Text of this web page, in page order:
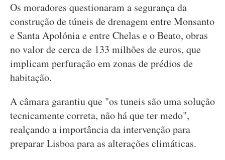
Os moradores questionaram a segurança da
construção de túneis de drenagem entre Monsanto
e Santa Apolónia e entre Chelas e o Beato, obras
no valor de cerca de 133 milhões de euros, que
implicam perfuração em zonas de prédios de
habitação.
A câmara garantiu que "os tuneis são uma solução
tecnicamente correta, não há que ter medo",
realçando a importância da intervenção para
preparar Lisboa para as alterações climáticas.